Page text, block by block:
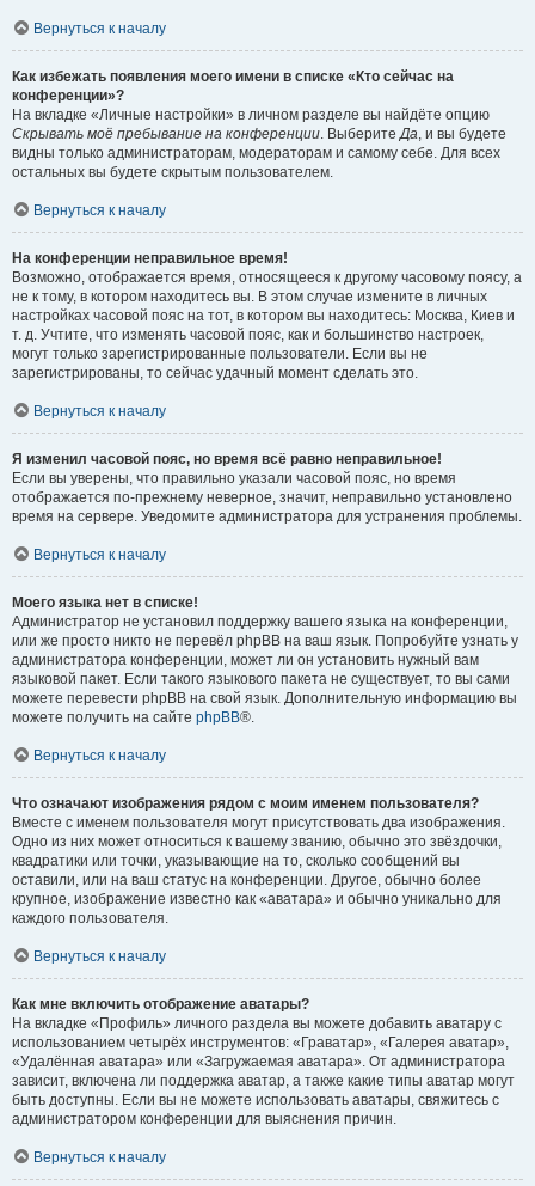
Вернуться к началу
Как избежать появления моего имени в списке «Кто сейчас на
конференции»?
На вкладке «Личные настройки» в личном разделе вы найдёте опцию
Скрывать моё пребывание на конференции. ВыберитеДа, и вы будете
видны только администраторам, модераторам и самому себе. Для всех
остальных вы будете скрытым пользователем.
Вернуться к началу
На конференции неправильное время!
Возможно, отображается время, относящееся к другому часовому поясу, а
не к тому, в котором находитесь вы. В этом случае измените в личных
настройках часовой пояс на тот, в котором вы находитесь: Москва, Киев и
т. д. Учтите, что изменять часовой пояс, как и большинство настроек,
могут только зарегистрированные пользователи. Если вы не
зарегистрированы, то сейчас удачный момент сделать это.
Вернуться к началу
Я изменил часовой пояс, но время всё равно неправильное!
Если вы уверены, что правильно указали часовой пояс, но время
отображается по-прежнему неверное, значит, неправильно установлено
время на сервере. Уведомите администратора для устранения проблемы.
Вернуться к началу
Моего языка нет в списке!
Администратор не установил поддержку вашего языка на конференции,
или же просто никто не перевёл phpBB на ваш язык. Попробуйте узнать у
администратора конференции, может ли он установить нужный вам
языковой пакет. Если такого языкового пакета не существует, то вы сами
можете перевести phpBB на свой язык. Дополнительную информацию вы
можете получить на сайте phpBB®.
Вернуться к началу
Что означают изображения рядом с моим именем пользователя?
Вместе с именем пользователя могут присутствовать два изображения.
Одно из них может относиться к вашему званию, обычно это звёздочки,
квадратики или точки, указывающие на то, сколько сообщений вы
оставили, или на ваш статус на конференции. Другое, обычно более
крупное, изображение известно как «аватара» и обычно уникально для
каждого пользователя.
Вернуться к началу
Как мне включить отображение аватары?
На вкладке «Профиль» личного раздела вы можете добавить аватару с
использованием четырёх инструментов: «Граватар», «Галерея аватар»,
«Удалённая аватара» или «Загружаемая аватара». От администратора
зависит, включена ли поддержка аватар, а также какие типы аватар могут
быть доступны. Если вы не можете использовать аватары, свяжитесь с
администратором конференции для выяснения причин.
Вернуться к началу